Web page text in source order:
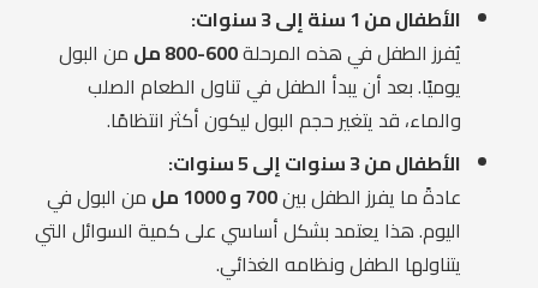
الأطفال من 1 سنة إلى 3 سنوات:
يُفرز الطفل في هذه المرحلة600-800 مل
من البول
يوميًا. بعد أن يبدأ الطفل في تناول الطعام الصلب
والماء، قد يتغير حجم البول ليكون أكثر انتظامًا.
الأطفال من 3 سنوات إلى 5 سنوات:
عادةً ما يفرز الطفل بين700 و 1000 مل
من البول في
اليوم. هذا يعتمد بشكل أساسي على كمية السوائل التي
يتناولها الطفل ونظامه الغذائي.